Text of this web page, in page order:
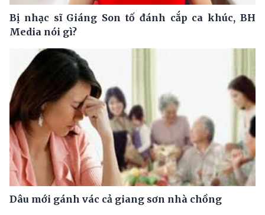
Bị nhạc sĩ Giáng Son tố đánh cắp ca khúc, BH
Media nói gì?
Dâu mới gánh vác cả giang sơn nhà chồng